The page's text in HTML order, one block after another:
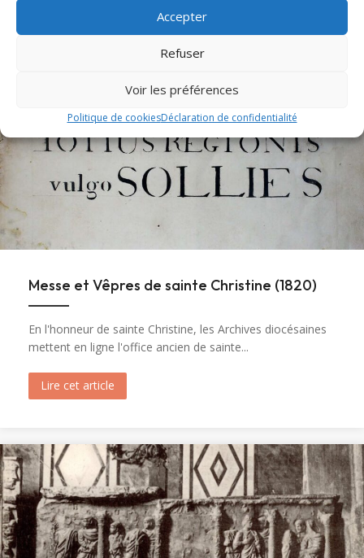
Accepter
Refuser
Voir les préférences
Politique de cookiesDéclaration de confidentialité
À la une
Messe et Vêpres de sainte Christine (1820)
En l'honneur de sainte Christine, les Archives diocésaines
mettent en ligne l'office ancien de sainte...
Lire cet article